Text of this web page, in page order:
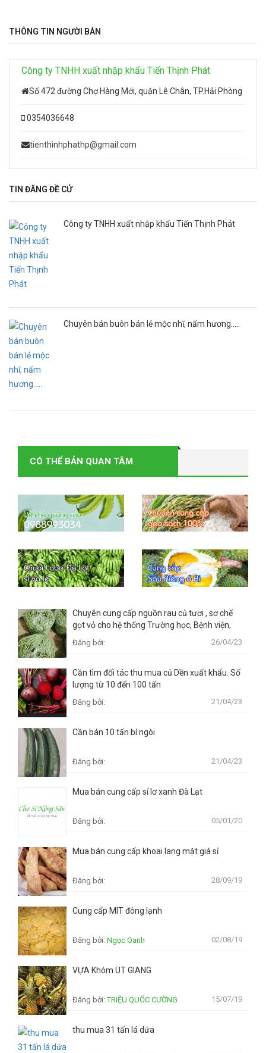
THÔNG TIN NGƯỜI BÁN
Công ty TNHH xuất nhập khẩu Tiến Thịnh Phát
Số 472 đường Chợ Hàng Mới, quận Lê Chân, TP.Hải Phòng
0354036648
tienthinhphathp@gmail.com
TIN ĐĂNG ĐỀ CỬ
Công ty TNHH xuất nhập khẩu Tiến Thịnh Phát
Chuyên bán buôn bán lẻ mộc nhĩ, nấm hương.....
CÓ THỂ BẢN QUAN TÂM
Chuyên cung cấp nguồn rau củ tươi , sơ chế
gọt vỏ cho hệ thống Trường học, Bệnh viện,
Mầm non, Nhà hàng, Quán ăn ..
Đăng bởi: 26/04/23
Cần tìm đối tác thu mua củ Dền xuất khẩu. Số
lượng từ 10 đến 100 tấn
Đăng bởi: 21/04/23
Cần bán 10 tấn bí ngòi
Đăng bởi: 21/04/23
Mua bán cung cấp sỉ lơ xanh Đà Lạt
Đăng bởi: 05/01/20
Mua bán cung cấp khoai lang mật giá sỉ
Đăng bởi: 28/09/19
Cung cấp MÍT đông lạnh
Đăng bởi: Ngọc Oanh 02/08/19
VỰA Khóm ÚT GIANG
Đăng bởi:TRIỆU QUỐC CƯỜNG 15/07/19
thu mua 31 tấn lá dứa